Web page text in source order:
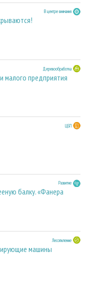
В центре внимания
Деревообработка
малого предприятия
ЦБП
Развитие
балку. «Фанера
Лесопиление
машины